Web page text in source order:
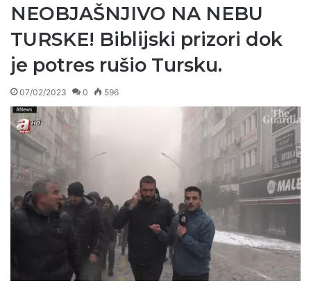
NEOBJAŠNJIVO NA NEBU
TURSKE! Biblijski prizori dok
je potres rušio Tursku.
07/02/2023 0 596